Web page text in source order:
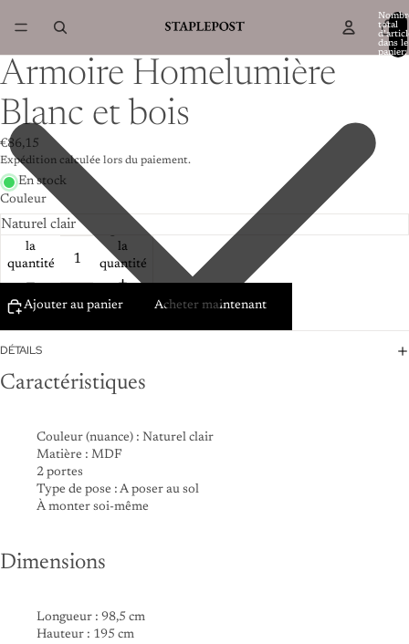
total
dans le
panier:
Armoire Homelumière
Blanc et bois
€86,15
Expédition calculée lors du paiement.
En stock
Couleur
Diminuer
la
quantité
Augmenter
la
quantité
Ajouter au panier Acheter maintenant
DÉTAILS
Caractéristiques
Couleur (nuance) : Naturel clair
Matière : MDF
2 portes
Type de pose : A poser au sol
À monter soi-même
Dimensions
Longueur : 98,5 cm
Hauteur : 195 cm